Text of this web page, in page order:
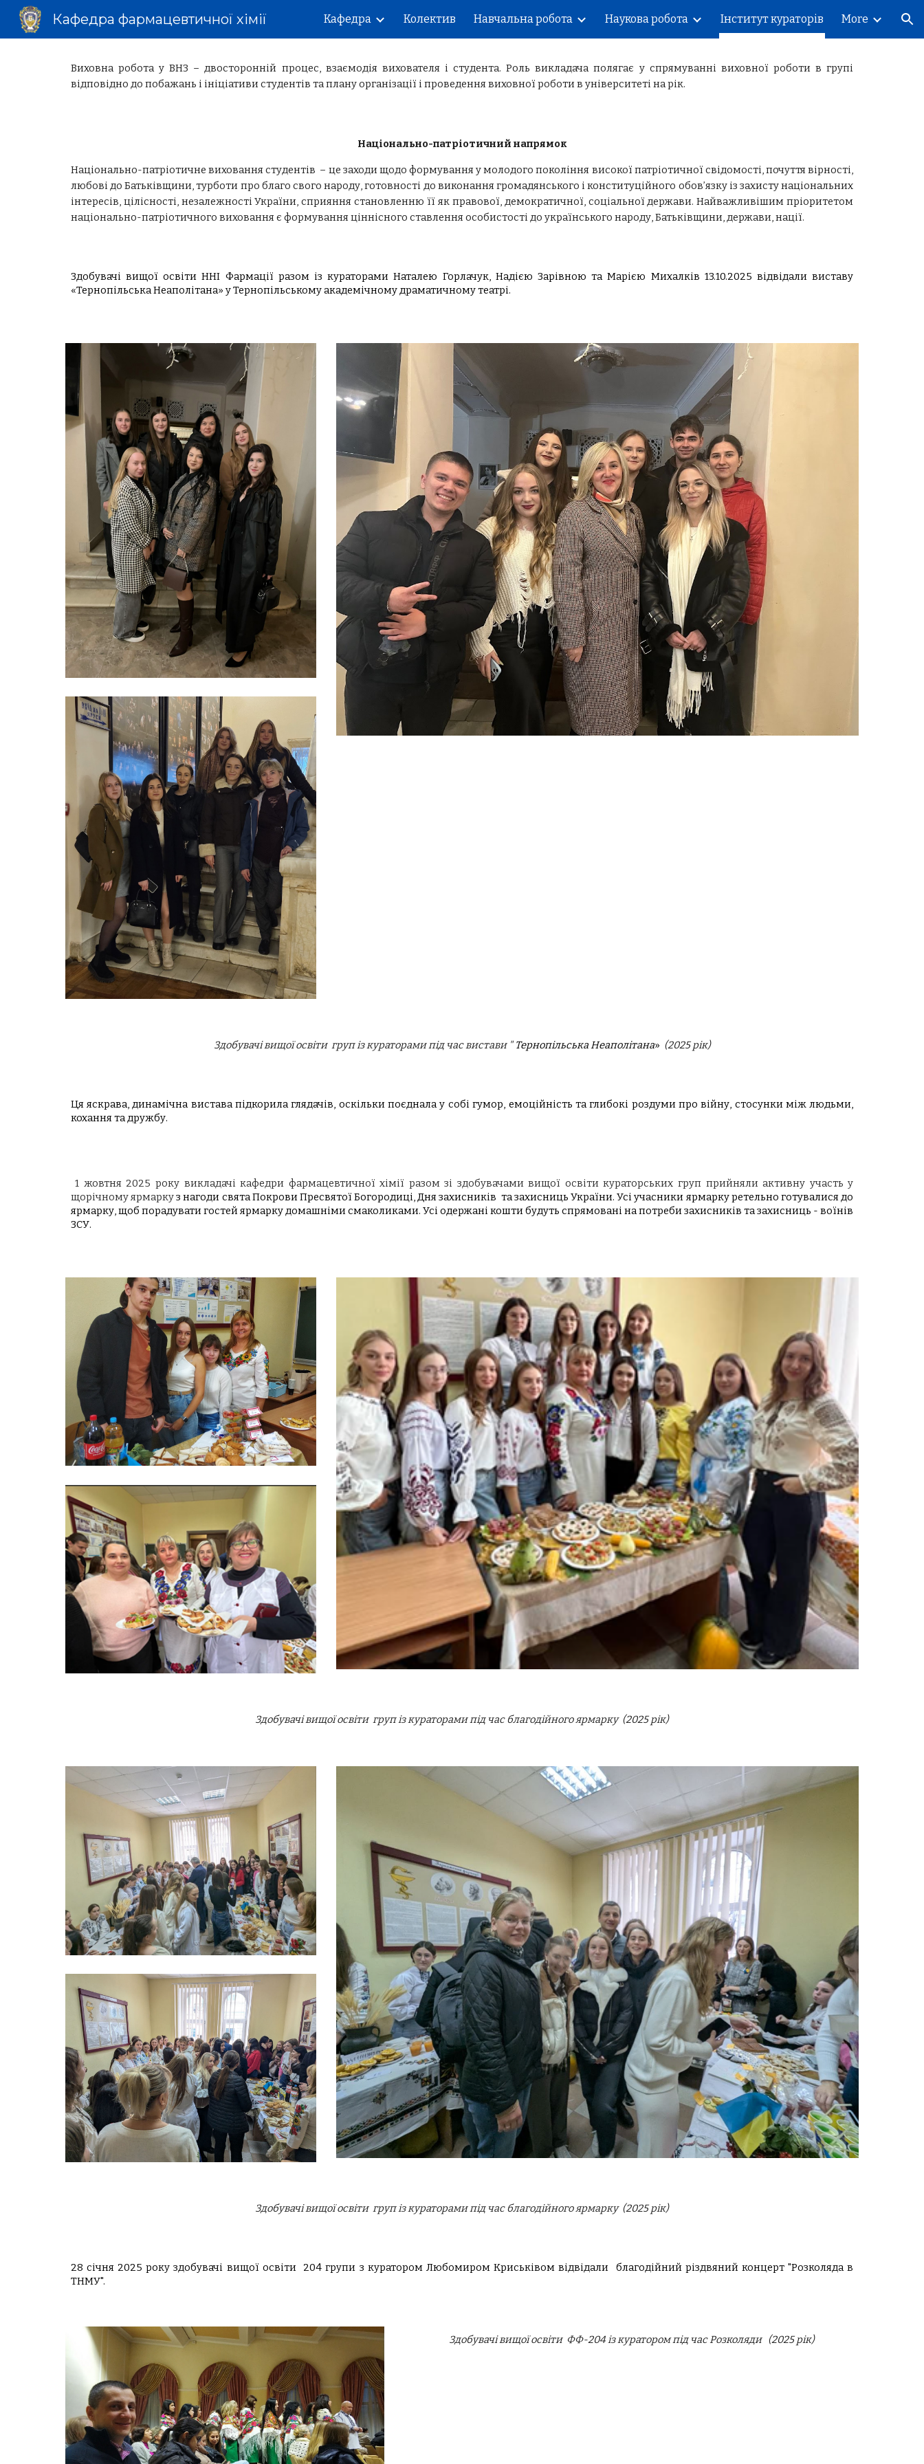
Skip to main content Skip to navigation
Кафедра фармацевтичної хімії Кафедра Колектив Навчальна робота Наукова робота Інститут кураторів More
Виховна робота у ВНЗ – двосторонній процес, взаємодія вихователя і студента. Роль викладача полягає у спрямуванні виховної роботи в групі
відповідно до побажань і ініціативи студентів та плану організації і проведення виховної роботи в університеті на рік.
Національно-патріотичний напрямок
Національно-патріотичне виховання студентів – це заходи щодо формування у молодого покоління високої патріотичної свідомості, почуття вірності,
любові до Батьківщини, турботи про благо свого народу, готовності до виконання громадянського і конституційного обов’язку із захисту національних
інтересів, цілісності, незалежності України, сприяння становленню її як правової, демократичної, соціальної держави. Найважливішим пріоритетом
національно-патріотичного виховання є формування ціннісного ставлення особистості до українського народу, Батьківщини, держави, нації.
Здобувачі вищої освіти ННІ Фармації разом із кураторами Наталею Горлачук, Надією Зарівною та Марією Михалків 13.10.2025 відвідали виставу
«Тернопільська Неаполітана» у Тернопільському академічному драматичному театрі.
Здобувачі вищої освіти груп із кураторами під часвистави " Тернопільська Неаполітана» (2025рік)
Ця яскрава, динамічна вистава підкорила глядачів, оскільки поєднала у собі гумор, емоційність та глибокі роздуми про війну, стосунки між людьми,
кохання та дружбу.
1 жовтня 2025 року викладачі кафедри фармацевтичної хімії разом зі здобувачами вищої освіти кураторських груп прийняли активну участь у
щорічному ярмаркуз нагоди свята Покрови Пресвятої Богородиці, Дня захисників та захисниць України. Усі учасники ярмарку ретельно готувалися до
ярмарку, щоб порадувати гостей ярмарку домашніми смаколиками. Усі одержані кошти будуть спрямовані на потреби захисників та захисниць - воїнів
ЗСУ.
Здобувачі вищої освіти груп із кураторами під час благодійного ярмарку (2025 рік)
Здобувачі вищої освіти груп із кураторами під час благодійного ярмарку (2025 рік)
28 січня 2025 року здобувачі вищої освіти 204 групи з куратором Любомиром Криськівом відвідали благодійний різдвяний концерт "Розколяда в
ТНМУ".
Здобувачі вищої освіти ФФ-204із кураторомпід час Розколяди (2025рік)